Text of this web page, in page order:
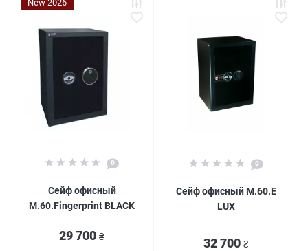
New 2026
0
Сейф офисный
M.60.Fingerprint BLACK
29 700 ₴
0
Сейф офисный M.60.Е
LUX
32 700 ₴